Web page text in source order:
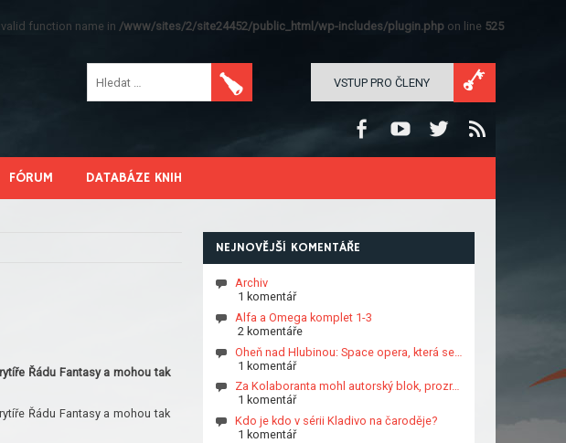
function name in /www/sites/2/site24452/public_html/wp-includes/plugin.php on line 525
VSTUP PRO ČLENY
FÓRUM DATABÁZE KNIH
Řádu Fantasy a mohou tak
Řádu Fantasy a mohou tak
NEJNOVĚJŠÍ KOMENTÁŘE
Archiv
1 komentář
Alfa a Omega komplet 1-3
2 komentáře
Oheň nad Hlubinou: Space opera, která se…
1 komentář
Za Kolaboranta mohl autorský blok, prozr…
1 komentář
Kdo je kdo v sérii Kladivo na čaroděje?
1 komentář